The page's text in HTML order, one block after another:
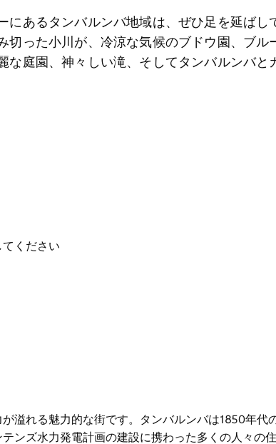
にあるタンバルンバ地域は、ぜひ足を延ばし
切った小川が、冷涼な気候のブドウ園、ブル
な庭園、神々しい滝、そしてタンバルンバと
ください
溢れる魅力的な街です。タンバルンバは1850年代
ンズ水力発電計画の建設に携わった多くの人々の